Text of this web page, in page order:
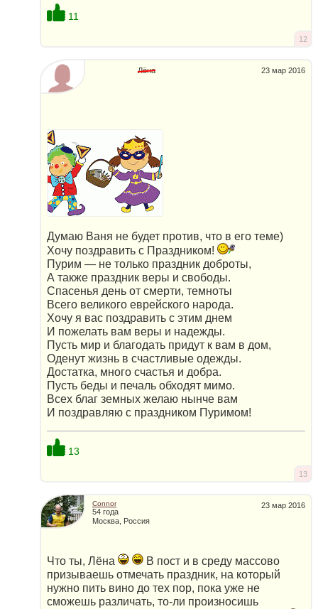
11
12
23 мар 2016
Лёна
Думаю Ваня не будет против, что в его теме)
Хочу поздравить с Праздником!
Пурим — не только праздник доброты,
А также праздник веры и свободы.
Спасенья день от смерти, темноты
Всего великого еврейского народа.
Хочу я вас поздравить с этим днем
И пожелать вам веры и надежды.
Пусть мир и благодать придут к вам в дом,
Оденут жизнь в счастливые одежды.
Достатка, много счастья и добра.
Пусть беды и печаль обходят мимо.
Всех благ земных желаю нынче вам
И поздравляю с праздником Пуримом!
13
13
23 мар 2016
Connor
54 года
Москва, Россия
Что ты, Лёна
В пост и в среду массово
призываешь отмечать праздник, на который
нужно пить вино до тех пор, пока уже не
сможешь различать, то-ли произносишь